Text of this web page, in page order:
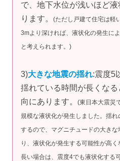
で、地下水位が浅いほど
ります。
(ただし戸建て住宅は軽
3mより深ければ、液状化の発生に
と考えられます。)
3)大きな地震の揺れ:震度5
揺れている時間が長くな
向にあります。
(東日本大震災
規模な液状化が発生しました。揺
するので、マグニチュードの大き
り、液状化が発生する可能性が高
長い場合は、震度4でも液状化する